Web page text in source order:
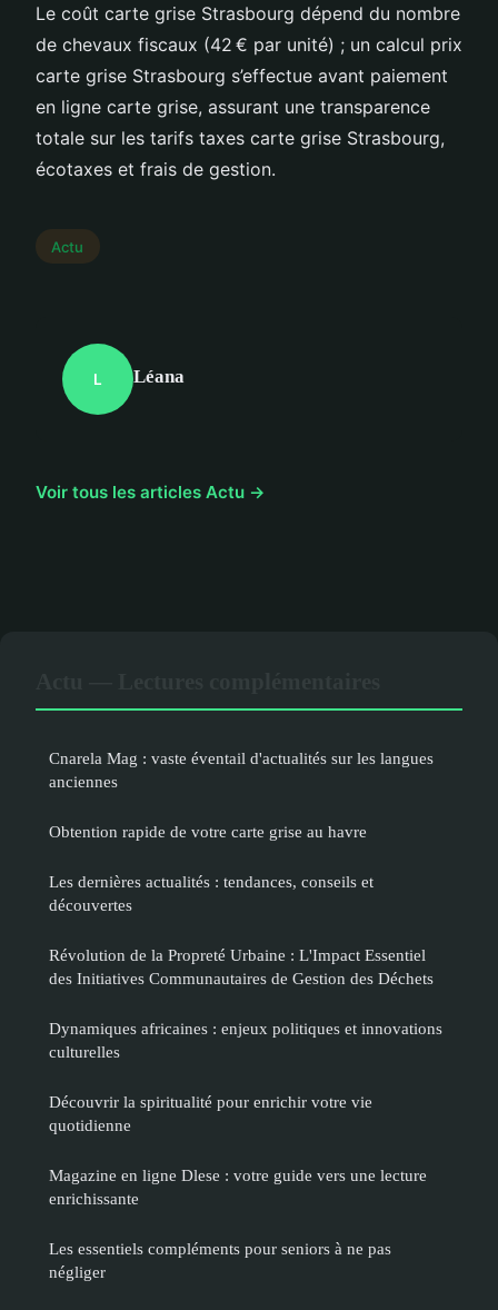
Le coût carte grise Strasbourg dépend du nombre
de chevaux fiscaux (42 € par unité) ; un calcul prix
carte grise Strasbourg s’effectue avant paiement
en ligne carte grise, assurant une transparence
totale sur les tarifs taxes carte grise Strasbourg,
écotaxes et frais de gestion.
Actu
L Léana
Voir tous les articles Actu →
Cnarela Mag : vaste éventail d'actualités sur les langues
anciennes
Obtention rapide de votre carte grise au havre
Les dernières actualités : tendances, conseils et
découvertes
Révolution de la Propreté Urbaine : L'Impact Essentiel
des Initiatives Communautaires de Gestion des Déchets
Dynamiques africaines : enjeux politiques et innovations
culturelles
Découvrir la spiritualité pour enrichir votre vie
quotidienne
Magazine en ligne Dlese : votre guide vers une lecture
enrichissante
Les essentiels compléments pour seniors à ne pas
négliger